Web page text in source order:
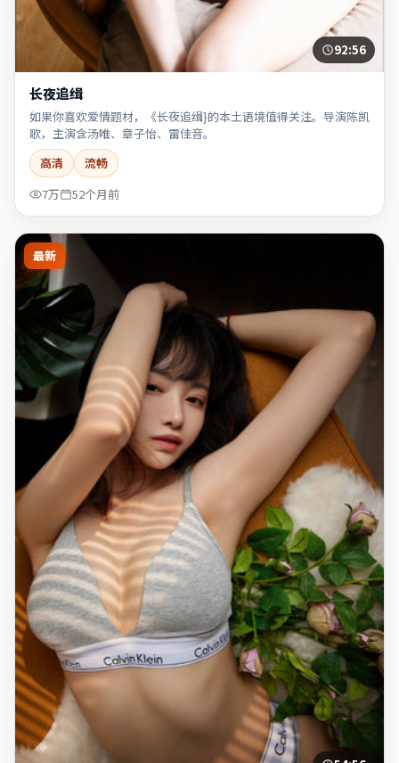
92:56
长夜追缉
如果你喜欢爱情题材，《长夜追缉}的本土语境值得关注。导演陈凯
歌，主演含汤唯、章子怡、雷佳音。
高清
流畅
7万
52个月前
最新